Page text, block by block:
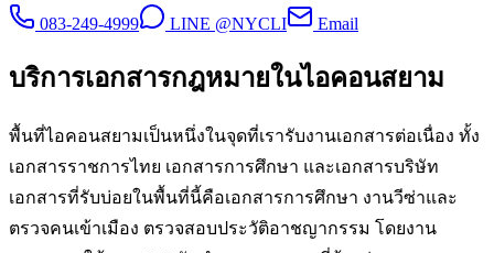
083-249-4999
LINE @NYCLI Email
บริการเอกสารกฎหมายในไอคอนสยาม
พื้นที่ไอคอนสยามเป็นหนึ่งในจุดที่เรารับงานเอกสารต่อเนื่อง ทั้ง
เอกสารราชการไทย เอกสารการศึกษา และเอกสารบริษัท
เอกสารที่รับบ่อยในพื้นที่นี้คือเอกสารการศึกษา งานวีซ่าและ
ตรวจคนเข้าเมือง ตรวจสอบประวัติอาชญากรรม โดยงาน